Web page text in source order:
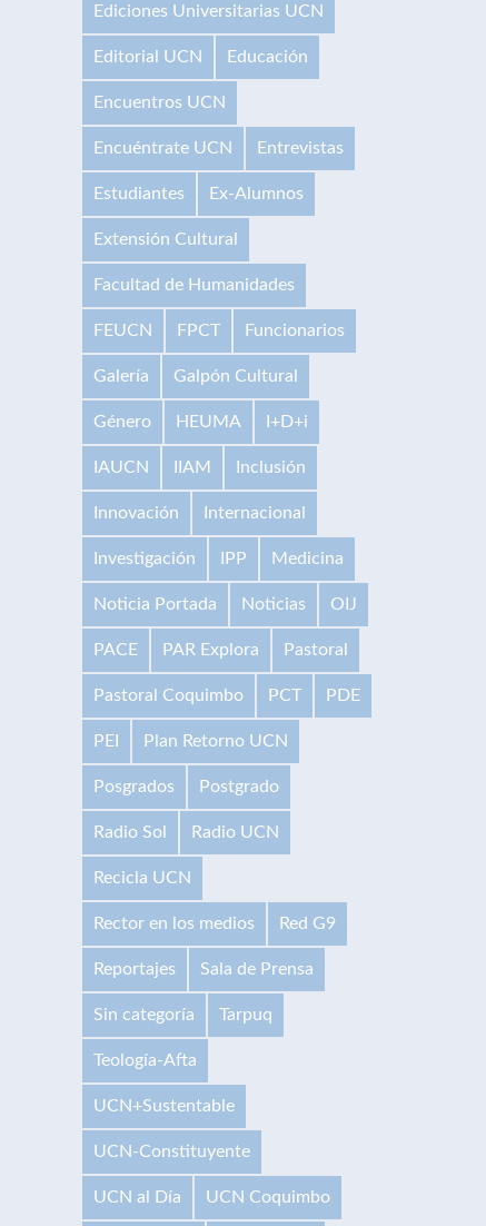
Ediciones Universitarias UCN
Editorial UCN Educación
Encuentros UCN
Encuéntrate UCN Entrevistas
Estudiantes Ex-Alumnos
Extensión Cultural
Facultad de Humanidades
FEUCN FPCT Funcionarios
Galería Galpón Cultural
Género HEUMA I+D+i
IAUCN IIAM Inclusión
Innovación Internacional
Investigación IPP Medicina
Noticia Portada Noticias OIJ
PACE PAR Explora Pastoral
Pastoral Coquimbo PCT PDE
PEI Plan Retorno UCN
Posgrados Postgrado
Radio Sol Radio UCN
Recicla UCN
Rector en los medios Red G9
Reportajes Sala de Prensa
Sin categoría Tarpuq
Teología-Afta
UCN+Sustentable
UCN-Constituyente
UCN al Día UCN Coquimbo